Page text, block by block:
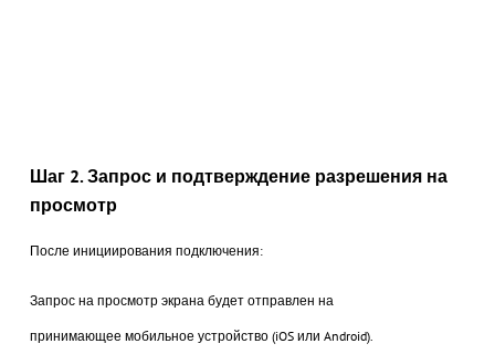
Шаг 2. Запрос и подтверждение разрешения на
просмотр
После инициирования подключения:
Запрос на просмотр экрана будет отправлен на
принимающее мобильное устройство (iOS или Android).